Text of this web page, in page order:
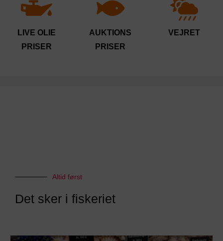
LIVE OLIE
PRISER
AUKTIONS
PRISER
VEJRET
Altid først
Det sker i fiskeriet